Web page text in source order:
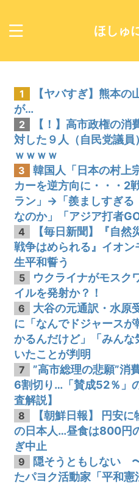
ほしゅ
1
【ヤバすぎ】熊本
が…
2
【！】高市政権の
対した９人（自民党議
ｗｗｗｗ
3
韓国人「日本の村上
カーを逆方向に・・・2
ラン」→「羨ましすぎ
なのか」「アジア打者
4
【毎日新聞】『自然
戦争はめられる』イオ
生平和誓う
5
ウクライナがモスク
イルを発射か？！
6
大谷の元通訳・水原
に「なんでドジャース
かるんだけど」「みん
いたことが判明
7
”高市総理の悲願”消
6割切り…「賛成52％」
査解説】
8
【朝鮮日報】 円安
の日本人…昼食は800円
ぎ中止
9
隠そうともしない
たパヨク活動家「平和